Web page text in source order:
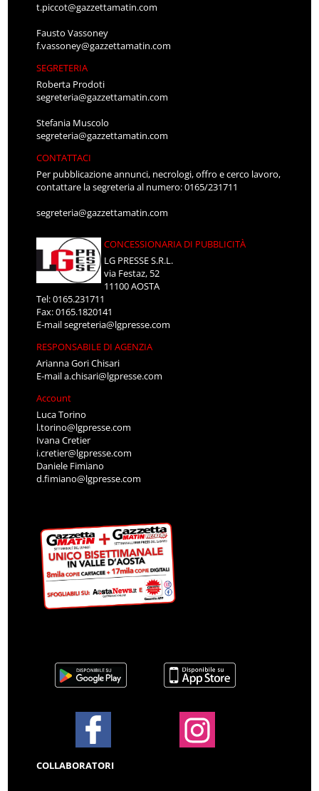
t.piccot@gazzettamatin.com
Fausto Vassoney
f.vassoney@gazzettamatin.com
SEGRETERIA
Roberta Prodoti
segreteria@gazzettamatin.com
Stefania Muscolo
segreteria@gazzettamatin.com
CONTATTACI
Per pubblicazione annunci, necrologi, offro e cerco lavoro,
contattare la segreteria al numero: 0165/231711
segreteria@gazzettamatin.com
CONCESSIONARIA DI PUBBLICITÀ
LG PRESSE S.R.L.
via Festaz, 52
11100 AOSTA
Tel: 0165.231711
Fax: 0165.1820141
E-mailsegreteria@lgpresse.com
RESPONSABILE DI AGENZIA
Arianna Gori Chisari
E-maila.chisari@lgpresse.com
Account
Luca Torino
l.torino@lgpresse.com
Ivana Cretier
i.cretier@lgpresse.com
Daniele Fimiano
d.fimiano@lgpresse.com
COLLABORATORI